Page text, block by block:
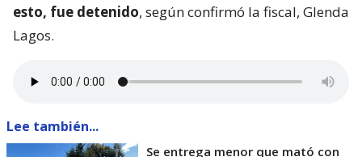
esto, fue detenido, según confirmó la fiscal, Glenda
Lagos.
Lee también...
Se entrega menor que mató con